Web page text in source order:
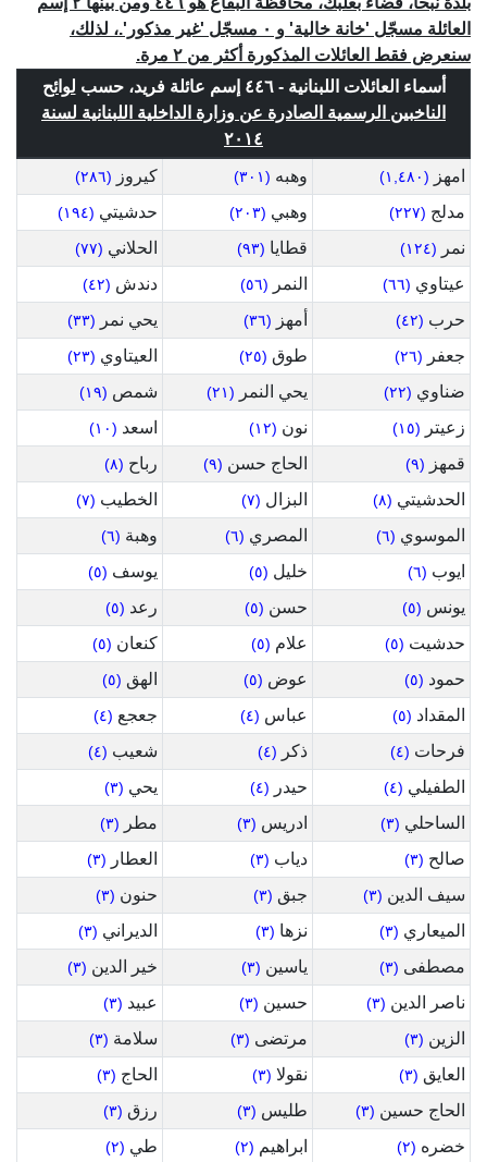
العائلة مسجّل 'خانة خالية' و ٠ مسجّل 'غير مذكور'.، لذلك،
سنعرض فقط العائلات المذكورة أكثر من ٢ مرة.
أسماء العائلات اللبنانية - ٤٤٦ إسم عائلة فريد، حسب
لوائح
الناخبين الرسمية الصادرة عن وزارة الداخلية اللبنانية لسنة
٢٠١٤
امهز (١,٤٨٠) وهبه (٣٠١) كيروز (٢٨٦)
مدلج (٢٢٧) وهبي (٢٠٣) حدشيتي (١٩٤)
نمر (١٢٤) قطايا (٩٣) الحلاني (٧٧)
عيتاوي (٦٦) النمر (٥٦) دندش (٤٢)
حرب (٤٢) أمهز (٣٦) يحي نمر (٣٣)
جعفر (٢٦) طوق (٢٥) العيتاوي (٢٣)
ضناوي (٢٢) يحي النمر (٢١) شمص (١٩)
زعيتر (١٥) نون (١٢) اسعد (١٠)
قمهز (٩) الحاج حسن (٩) رباح (٨)
الحدشيتي (٨) البزال (٧) الخطيب (٧)
الموسوي (٦) المصري (٦) وهبة (٦)
ايوب (٦) خليل (٥) يوسف (٥)
يونس (٥) حسن (٥) رعد (٥)
حدشيت (٥) علام (٥) كنعان (٥)
حمود (٥) عوض (٥) الهق (٥)
المقداد (٥) عباس (٤) جعجع (٤)
فرحات (٤) ذكر (٤) شعيب (٤)
الطفيلي (٤) حيدر (٤) يحي (٣)
الساحلي (٣) ادريس (٣) مطر (٣)
صالح (٣) دياب (٣) العطار (٣)
سيف الدين (٣) جبق (٣) حنون (٣)
الميعاري (٣) نزها (٣) الديراني (٣)
مصطفى (٣) ياسين (٣) خير الدين (٣)
ناصر الدين (٣) حسين (٣) عبيد (٣)
الزين (٣) مرتضى (٣) سلامة (٣)
العايق (٣) نقولا (٣) الحاج (٣)
الحاج حسين (٣) طليس (٣) رزق (٣)
خضره (٢) ابراهيم (٢) طي (٢)